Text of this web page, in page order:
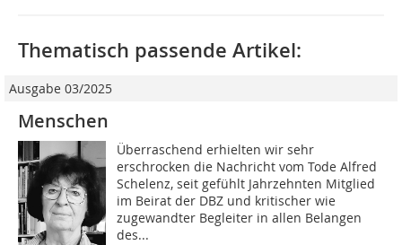
Thematisch passende Artikel:
Ausgabe 03/2025
Menschen
Überraschend erhielten wir sehr
erschrocken die Nachricht vom Tode Alfred
Schelenz, seit gefühlt Jahrzehnten Mitglied
im Beirat der DBZ und kritischer wie
zugewandter Begleiter in allen Belangen
des...